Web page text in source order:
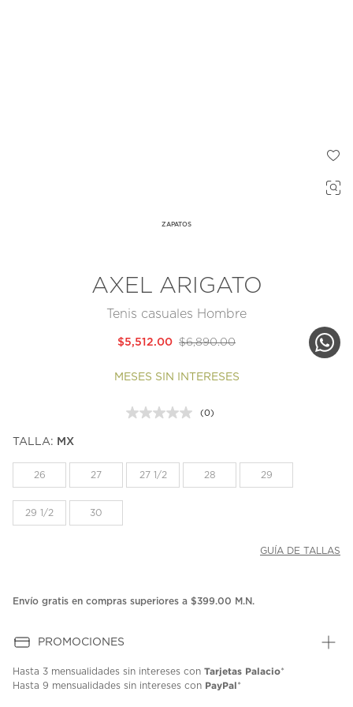
ZAPATOS
AXEL ARIGATO
Tenis casuales Hombre
$6,890.00
$5,512.00
MESES SIN INTERESES
Sin
la
misma
(0)
TALLA: MX
26 27 27 1/2 28 29
29 1/2 30
GUÍA DE TALLAS
Envío gratis en compras superiores a $399.00 M.N.
PROMOCIONES
Hasta 3 mensualidades sin intereses con Tarjetas Palacio*
Hasta 9 mensualidades sin intereses con PayPal*